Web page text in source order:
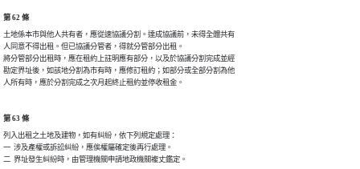
第 62 條
土地係本市與他人共有者，應從速協議分割。達成協議前，未得全體共有
人同意不得出租。但已協議分管者，得就分管部分出租。
將分管部分出租時，應在租約上註明應有部分，以及於協議分割完成並經
勘定界址後，如該地分割為市有時，應修訂租約；如部分或全部分割為他
人所有時，應於分割完成之次月起終止租約並停收租金。
第 63 條
列入出租之土地及建物，如有糾紛，依下列規定處理：
一  涉及產權或訴訟糾紛，應俟權屬確定後再行處理。
二  界址發生糾紛時，由管理機關申請地政機關複丈鑑定。